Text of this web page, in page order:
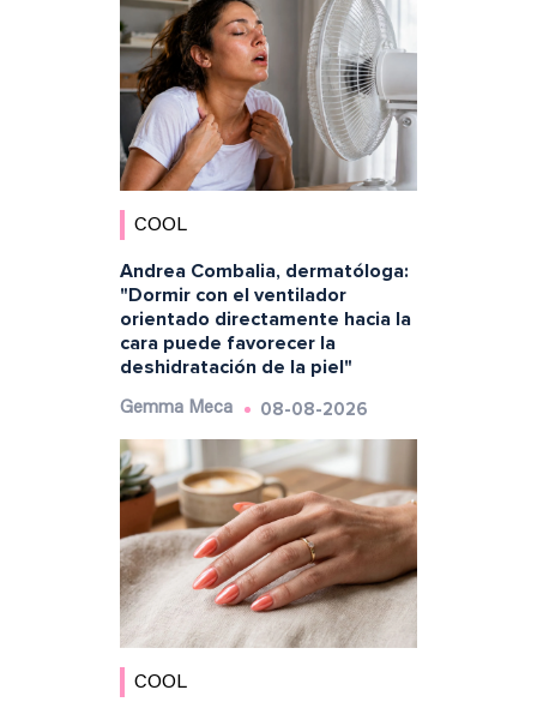
COOL
Andrea Combalia, dermatóloga:
"Dormir con el ventilador
orientado directamente hacia la
cara puede favorecer la
deshidratación de la piel"
Gemma Meca 08-08-2026
COOL